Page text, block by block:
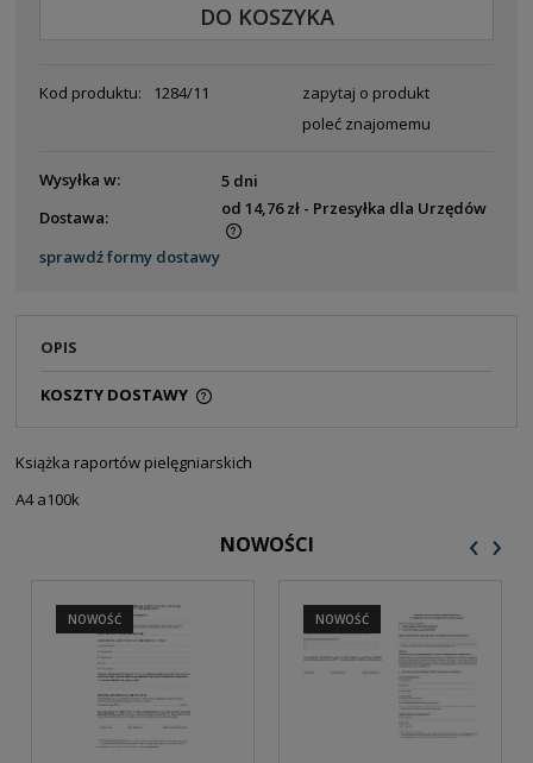
DO KOSZYKA
Kod produktu: 1284/11
zapytaj o produkt
poleć znajomemu
Wysyłka w:
5 dni
Dostawa:
od 14,76 zł - Przesyłka dla Urzędów
Cena nie zawiera ewentualnych kosztów płatności
sprawdź formy dostawy
OPIS
KOSZTY DOSTAWY
Książka raportów pielęgniarskich
A4 a100k
NOWOŚCI
NOWOŚĆ NOWOŚĆ
‹ ›